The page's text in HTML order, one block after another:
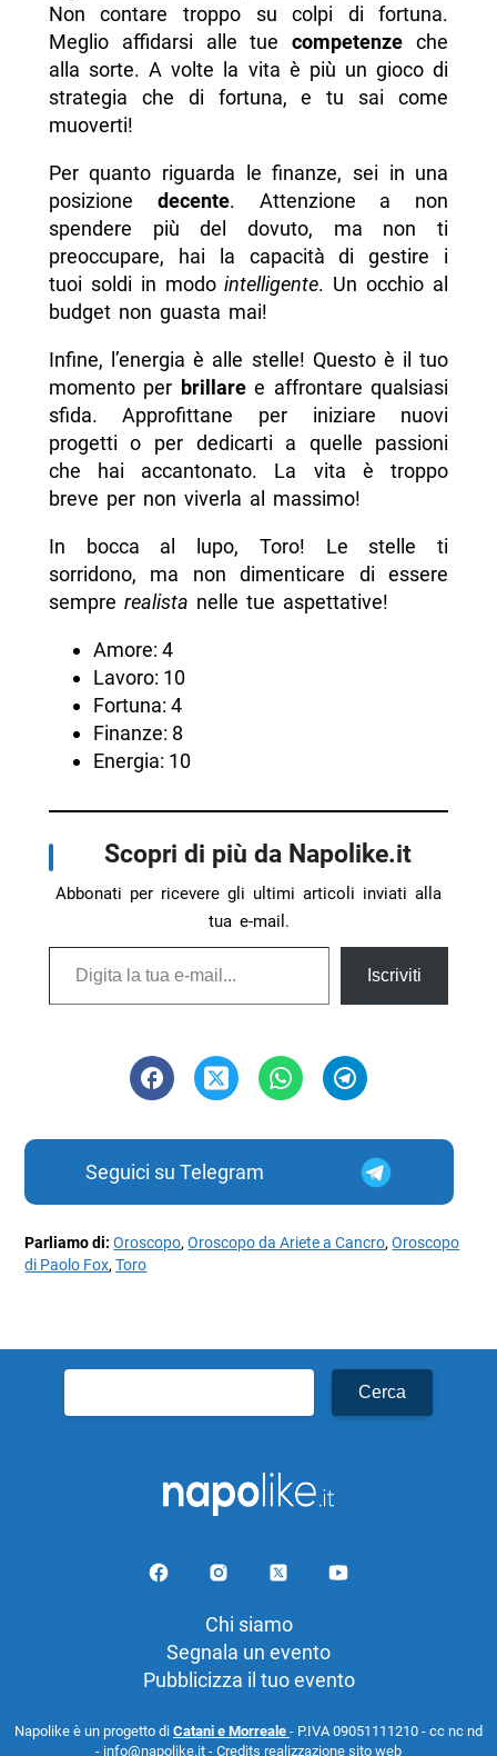
Non contare troppo su colpi di fortuna.
Meglio affidarsi alle tuecompetenze che
alla sorte. A volte la vita è più un gioco di
strategia che di fortuna, e tu sai come
muoverti!
Per quanto riguarda le finanze, sei in una
posizione decente. Attenzione a non
spendere più del dovuto, ma non ti
preoccupare, hai la capacità di gestire i
tuoi soldi in modointelligente. Un occhio al
budget non guasta mai!
Infine, l’energia è alle stelle! Questo è il tuo
momento per brillaree affrontare qualsiasi
sfida. Approfittane per iniziare nuovi
progetti o per dedicarti a quelle passioni
che hai accantonato. La vita è troppo
breve per non viverla al massimo!
In bocca al lupo, Toro! Le stelle ti
sorridono, ma non dimenticare di essere
sempre realista nelle tue aspettative!
Amore: 4
Lavoro: 10
Fortuna: 4
Finanze: 8
Energia: 10
Scopri di più da Napolike.it
Abbonati per ricevere gli ultimi articoli inviati alla
tua e-mail.
Digita la tua e-mail...
Iscriviti
Seguici su Telegram
Parliamo di:Oroscopo,Oroscopo da Ariete a Cancro,Oroscopo
di Paolo Fox,Toro
per:
Chi siamo
Segnala un evento
Pubblicizza il tuo evento
Napolike è un progetto di Catani e Morreale - P.IVA 09051111210 - cc nc nd
- info@napolike.it - Credits realizzazione sito web